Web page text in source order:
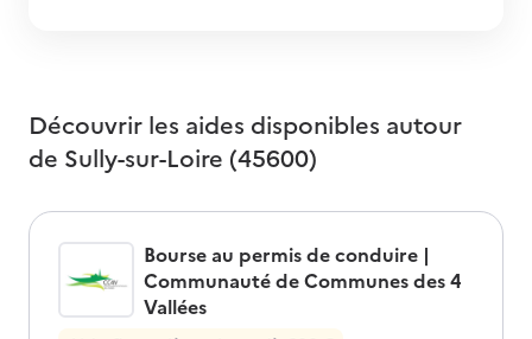
Découvrir les aides disponibles autour
de Sully-sur-Loire (45600)
Bourse au permis de conduire |
Communauté de Communes des 4
Vallées